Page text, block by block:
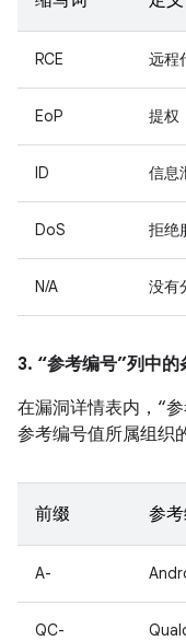
RCE 远程
EoP 提权
ID 信息
DoS 拒绝
N/A 没有
3. “参考编号”列中的
在漏洞详情表内，“
参考编号值所属组织
前缀 参
A-
QC-